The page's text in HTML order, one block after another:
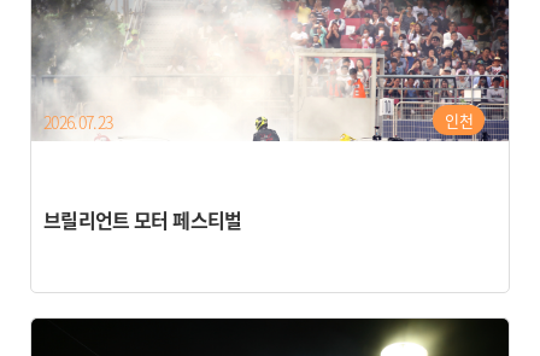
브릴리언트 모터 페스티벌
인천
2026.07.23